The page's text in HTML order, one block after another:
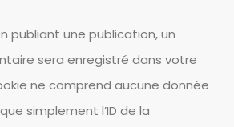
publiant une publication, un
sera enregistré dans votre
ne comprend aucune donnée
simplement l’ID de la